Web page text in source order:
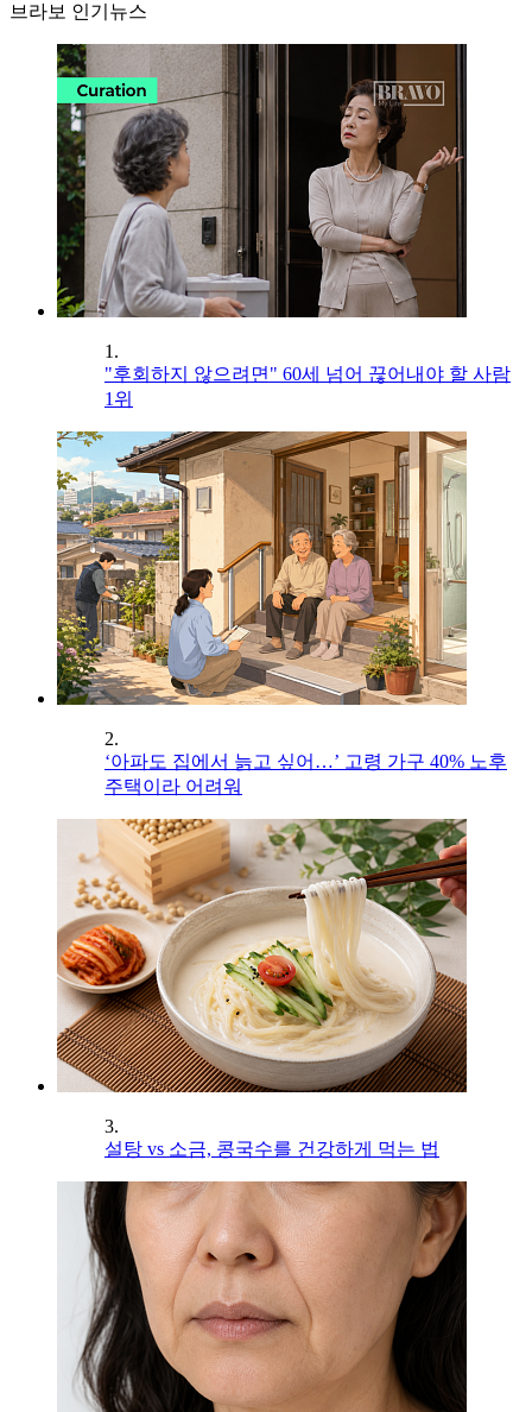
브라보 인기뉴스
1.
"후회하지 않으려면" 60세 넘어 끊어내야 할 사람
1위
2.
‘아파도 집에서 늙고 싶어…’ 고령 가구 40% 노후
주택이라 어려워
3.
설탕 vs 소금, 콩국수를 건강하게 먹는 법